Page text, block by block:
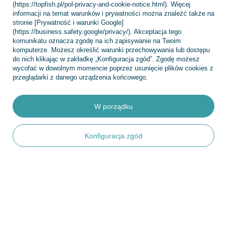
Konto
Regulaminy
INFORMACJE
(https://topfish.pl/pol-privacy-and-cookie-notice.html). Więcej
informacji na temat warunków i prywatności można znaleźć także na
stronie [Prywatność i warunki Google]
(https://business.safety.google/privacy/). Akceptacja tego
komunikatu oznacza zgodę na ich zapisywanie na Twoim
komputerze. Możesz określić warunki przechowywania lub dostępu
do nich klikając w zakładkę „Konfiguracja zgód”. Zgodę możesz
wycofać w dowolnym momencie poprzez usunięcie plików cookies z
przeglądarki z danego urządzenia końcowego.
Konfiguracja zgód
W porządku